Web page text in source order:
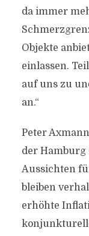
da immer
Objekte
einlassen.
auf uns zu
an.“
Peter
der Hamburg
Aussichten
bleiben
erhöhte